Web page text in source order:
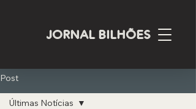
JORNAL BILHÕES
Post
Últimas Notícias